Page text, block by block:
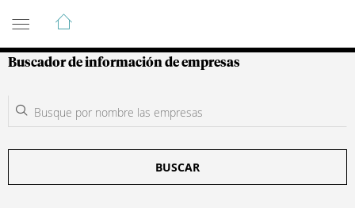
Guía de Empresas Colombianas
Buscador de información de empresas
BUSCAR